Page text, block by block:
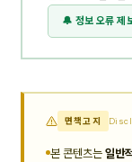
🔔 정보 오류 제
면책고지
본 콘텐츠는 일반